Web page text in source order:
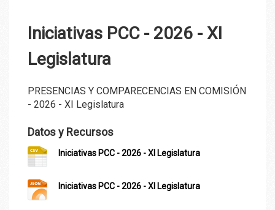
Iniciativas PCC - 2026 - XI
Legislatura
PRESENCIAS Y COMPARECENCIAS EN COMISIÓN
- 2026 - XI Legislatura
Datos y Recursos
Iniciativas PCC - 2026 - XI Legislatura
Iniciativas PCC - 2026 - XI Legislatura